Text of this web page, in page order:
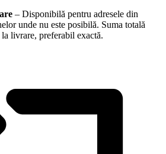
– Disponibilă pentru adresele din
unde nu este posibilă. Suma totală
livrare, preferabil exactă.